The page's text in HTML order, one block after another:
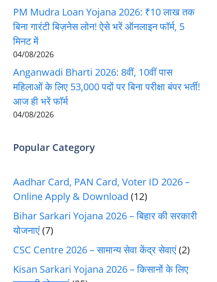
PM Mudra Loan Yojana 2026: ₹10 लाख तक
बिना गारंटी बिज़नेस लोन! ऐसे भरें ऑनलाइन फॉर्म, 5
मिनट में
04/08/2026
Anganwadi Bharti 2026: 8वीं, 10वीं पास
महिलाओं के लिए 53,000 पदों पर बिना परीक्षा बंपर भर्ती!
आज ही भरें फॉर्म
04/08/2026
Popular Category
Aadhar Card, PAN Card, Voter ID 2026 –
Online Apply & Download (12)
Bihar Sarkari Yojana 2026 – बिहार की सरकारी
योजनाएं(7)
CSC Centre 2026 – सामान्य सेवा केंद्र सेवाएं(2)
Kisan Sarkari Yojana 2026 – किसानों के लिए